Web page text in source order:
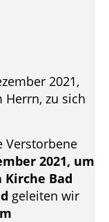
2021,
Herrn, zu sich
Verstorbene
2021, um
Kirche Bad
geleiten wir
m